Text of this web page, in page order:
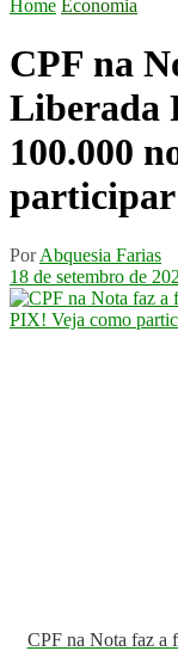
Home Economia
CPF na
Liberada
100.000
participar
Por Abquesia Farias
18 de setembro de
CPF na Nota faz a